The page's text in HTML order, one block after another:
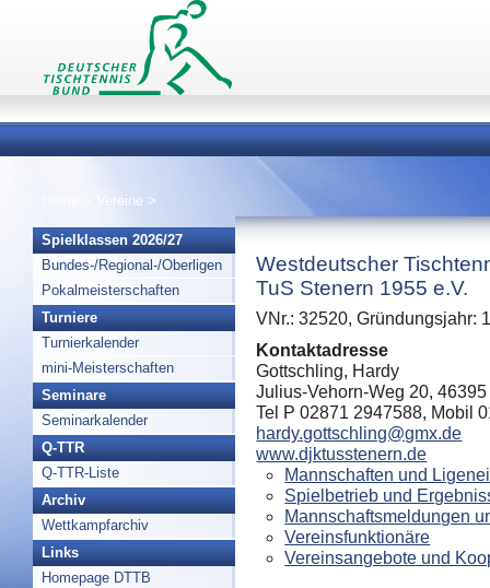
Vereine >
Spielklassen 2026/27
Bundes-/Regional-/Oberligen
Pokalmeisterschaften
Turniere
Turnierkalender
mini-Meisterschaften
Seminare
Seminarkalender
Q-TTR
Q-TTR-Liste
Archiv
Wettkampfarchiv
Links
Homepage DTTB
Westdeutscher
TuS Stenern 1955 e.V.
VNr.: 32520, Gründungsjahr:
Kontaktadresse
Gottschling, Hardy
Julius-Vehorn-Weg 20,
Tel P 02871 2947588, Mobil
hardy.gottschling@gmx.de
www.djktusstenern.de
Mannschaften und
Spielbetrieb und
Mannschaftsmeldungen
Vereinsfunktionäre
Vereinsangebote und